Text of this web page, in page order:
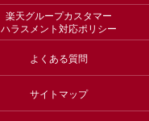
楽天グループカスタマー
ハラスメント対応ポリシー
よくある質問
サイトマップ